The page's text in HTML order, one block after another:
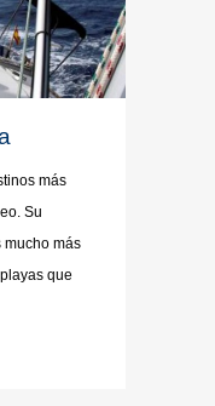
más
Su
mucho más
que